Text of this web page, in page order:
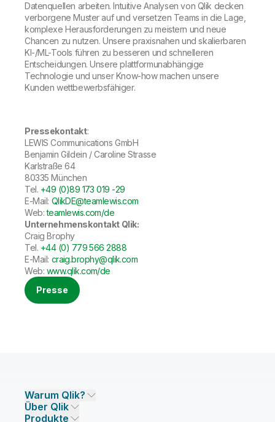
Datenquellen arbeiten. Intuitive Analysen von Qlik decken
verborgene Muster auf und versetzen Teams in die Lage,
komplexe Herausforderungen zu meistern und neue
Chancen zu nutzen. Unsere praxisnahen und skalierbaren
KI-/ML-Tools führen zu besseren und schnelleren
Entscheidungen. Unsere plattformunabhängige
Technologie und unser Know-how machen unsere
Kunden wettbewerbsfähiger.
Pressekontakt:
LEWIS Communications GmbH
Benjamin Gildein / Caroline Strasse
Karlstraße 64
80335 München
Tel. +49 (0)89 173 019 -29
E-Mail: QlikDE@teamlewis.com
Web:teamlewis.com/de
Unternehmenskontakt Qlik:
Craig Brophy
Tel. +44 (0) 779 566 2888
E-Mail: craig.brophy@qlik.com
Web: www.qlik.com/de
Presse
Warum Qlik?
Warum Qlik
Vertrauen und Sicherheit
Über Qlik
Unternehmen
Produkte